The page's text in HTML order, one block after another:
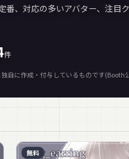
番、対応の多いアバター、注目
件
自に作成・付与しているものです(Booth
無料